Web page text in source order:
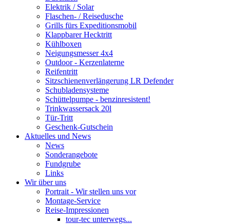
Elektrik / Solar
Flaschen- / Reisedusche
Grills fürs Expeditionsmobil
Klappbarer Hecktritt
Kühlboxen
Neigungsmesser 4x4
Outdoor - Kerzenlaterne
Reifentritt
Sitzschienenverlängerung LR Defender
Schubladensysteme
Schüttelpumpe - benzinresistent!
Trinkwassersack 20l
Tür-Tritt
Geschenk-Gutschein
Aktuelles und News
News
Sonderangebote
Fundgrube
Links
Wir über uns
Portrait - Wir stellen uns vor
Montage-Service
Reise-Impressionen
tour-tec unterwegs...